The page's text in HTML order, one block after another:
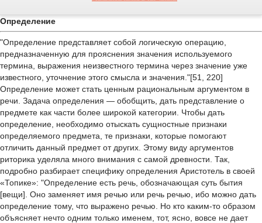
Определение
"Определение представляет собой логическую операцию,
предназначенную для прояснения значения используемого
термина, выражения неизвестного термина через значение уже
известного, уточнение этого смысла и значения."[51, 220]
Определение может стать ценным рациональным аргументом в
речи. Задача определения — обобщить, дать представление о
предмете как части более широкой категории. Чтобы дать
определение, необходимо отыскать сущностные признаки
определяемого предмета, те признаки, которые помогают
отличить данный предмет от других. Этому виду аргументов
риторика уделяла много внимания с самой древности. Так,
подробно разбирает специфику определения Аристотель в своей
«Топике»: "Определение есть речь, обозначающая суть бытия
[вещи]. Оно заменяет имя речью или речь речью, ибо можно дать
определение тому, что выражено речью. Но кто каким-то образом
объясняет нечто одним только именем, тот, ясно, вовсе не дает